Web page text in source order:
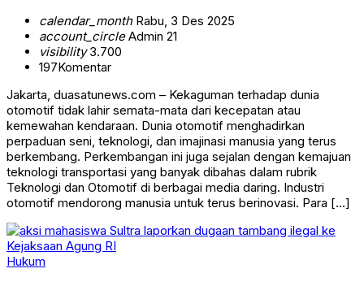
calendar_monthRabu, 3 Des 2025
account_circleAdmin 21
visibility3.700
197Komentar
Jakarta, duasatunews.com – Kekaguman terhadap dunia
otomotif tidak lahir semata-mata dari kecepatan atau
kemewahan kendaraan. Dunia otomotif menghadirkan
perpaduan seni, teknologi, dan imajinasi manusia yang terus
berkembang. Perkembangan ini juga sejalan dengan kemajuan
teknologi transportasi yang banyak dibahas dalam rubrik
Teknologi dan Otomotif di berbagai media daring. Industri
otomotif mendorong manusia untuk terus berinovasi. Para […]
Hukum